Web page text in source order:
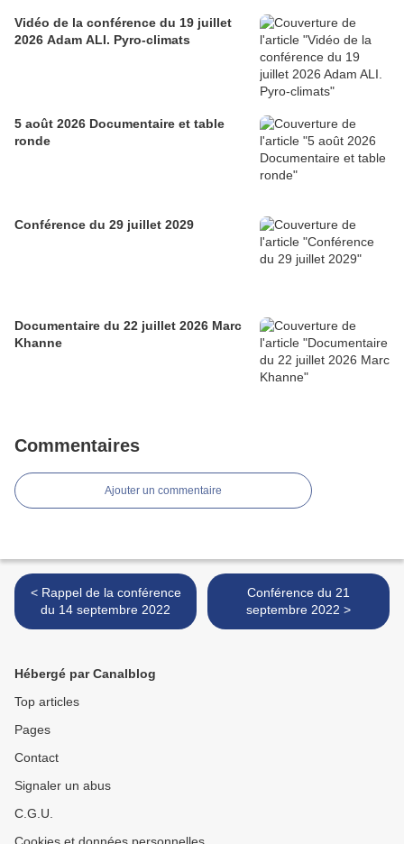
Vidéo de la conférence du 19 juillet
2026 Adam ALI. Pyro-climats
5 août 2026 Documentaire et table
ronde
Conférence du 29 juillet 2029
Documentaire du 22 juillet 2026 Marc
Khanne
Commentaires
Ajouter un commentaire
< Rappel de la conférence
du 14 septembre 2022
Conférence du 21
septembre 2022 >
Hébergé par Canalblog
Top articles
Pages
Contact
Signaler un abus
C.G.U.